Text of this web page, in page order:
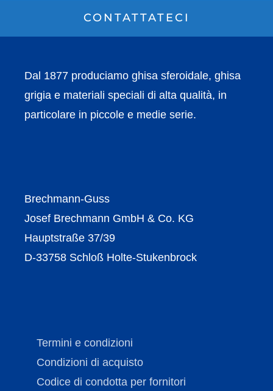
CONTATTATECI
Dal 1877 produciamo ghisa sferoidale, ghisa
grigia e materiali speciali di alta qualità, in
particolare in piccole e medie serie.
Brechmann-Guss
Josef Brechmann GmbH & Co. KG
Hauptstraße 37/39
D-33758 Schloß Holte-Stukenbrock
Termini e condizioni
Condizioni di acquisto
Codice di condotta per fornitori